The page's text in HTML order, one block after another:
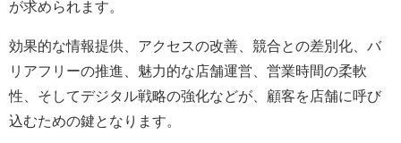
が求められます。
効果的な情報提供、アクセスの改善、競合との差別化、バ
リアフリーの推進、魅力的な店舗運営、営業時間の柔軟
性、そしてデジタル戦略の強化などが、顧客を店舗に呼び
込むための鍵となります。